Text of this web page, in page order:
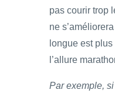
pas courir trop
ne
longue est
l’allure
Par exemple,